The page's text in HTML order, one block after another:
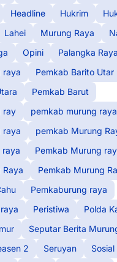
Headline Hukrim
Lahei Murung Raya
Opini
Palangka Raya
raya
Pemkab Barito Utar
Pemkab Barut
ray
pemkab murung raya
raya
pemkab Murung
raya
Pemkab Murung
Pemkab Murung
Pemkaburung raya
Peristiwa Polda
Seputar Berita
2
Seruyan
Sosial